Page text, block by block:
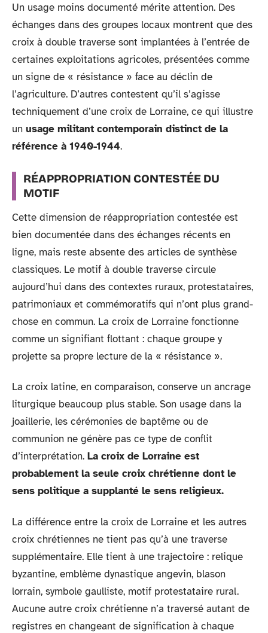
Un usage moins documenté mérite attention. Des
échanges dans des groupes locaux montrent que des
croix à double traverse sont implantées à l’entrée de
certaines exploitations agricoles, présentées comme
un signe de « résistance » face au déclin de
l’agriculture. D’autres contestent qu’il s’agisse
techniquement d’une croix de Lorraine, ce qui illustre
un usage militant contemporain distinct de la
référence à 1940-1944.
RÉAPPROPRIATION CONTESTÉE DU
MOTIF
Cette dimension de réappropriation contestée est
bien documentée dans des échanges récents en
ligne, mais reste absente des articles de synthèse
classiques. Le motif à double traverse circule
aujourd’hui dans des contextes ruraux, protestataires,
patrimoniaux et commémoratifs qui n’ont plus grand-
chose en commun. La croix de Lorraine fonctionne
comme un signifiant flottant : chaque groupe y
projette sa propre lecture de la « résistance ».
La croix latine, en comparaison, conserve un ancrage
liturgique beaucoup plus stable. Son usage dans la
joaillerie, les cérémonies de baptême ou de
communion ne génère pas ce type de conflit
d’interprétation. La croix de Lorraine est
probablement la seule croix chrétienne dont le
sens politique a supplanté le sens religieux.
La différence entre la croix de Lorraine et les autres
croix chrétiennes ne tient pas qu’à une traverse
supplémentaire. Elle tient à une trajectoire : relique
byzantine, emblème dynastique angevin, blason
lorrain, symbole gaulliste, motif protestataire rural.
Aucune autre croix chrétienne n’a traversé autant de
registres en changeant de signification à chaque